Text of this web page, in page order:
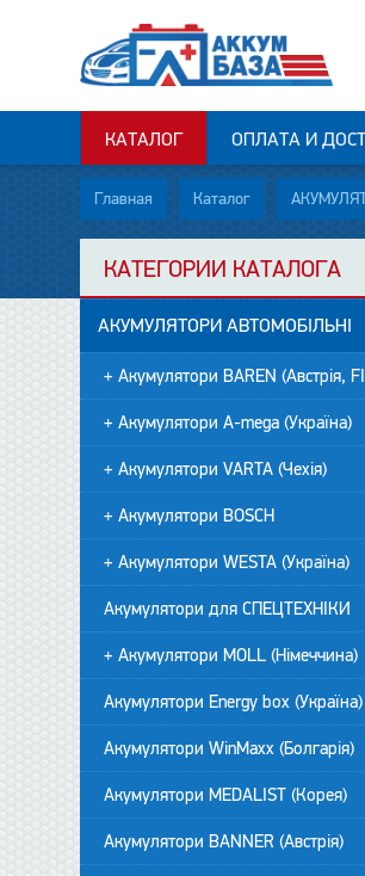
КАТАЛОГ ОПЛАТА И
Главная Каталог
КАТЕГОРИИ КАТАЛОГА
АКУМУЛЯТОРИ АВТОМОБІЛЬНІ
+ Акумулятори BAREN (Австрія,
+ Акумулятори A-mega (Україна)
+ Акумулятори VARTA (Чехія)
+ Акумулятори BOSCH
+ Акумулятори WESTA (Україна)
Акумулятори для СПЕЦТЕХНІКИ
+ Акумулятори MOLL (Німеччина)
Акумулятори Energy box (Україна)
Акумулятори WinMaxx (Болгарія)
Акумулятори MEDALIST (Корея)
Акумулятори BANNER (Австрія)